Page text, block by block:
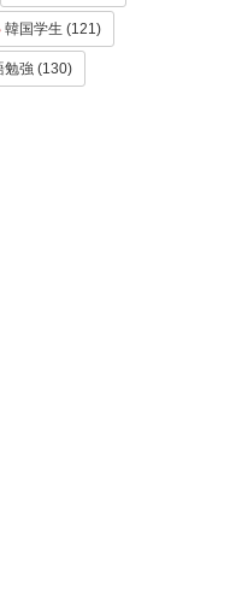
韓国学生 (121)
勉強 (130)